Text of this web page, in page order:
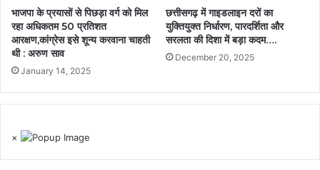
भाजपा के प्रयासों से पिछड़ा वर्ग को मिल
रहा अधिकतम 50 प्रतिशत
आरक्षण,कांग्रेस इसे शून्य करवाना चाहती
थी : अरुण साव
January 14, 2025
छत्तीसगढ़ में गाइडलाइन दरों का
युक्तियुक्त निर्धारण, पारदर्शिता और
सरलता की दिशा में बड़ा कदम….
December 20, 2025
×